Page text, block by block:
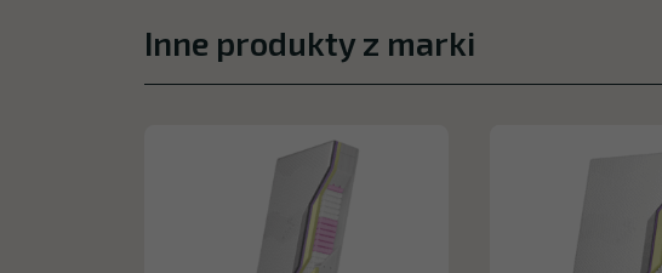
Inne produkty z marki